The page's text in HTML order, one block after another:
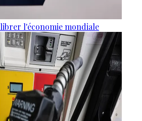
l'économie mondiale